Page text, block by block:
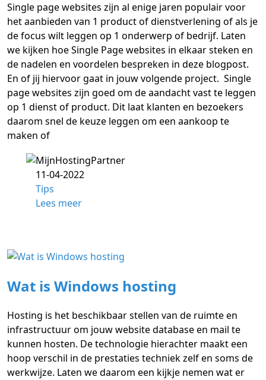
Single page websites zijn al enige jaren populair voor
het aanbieden van 1 product of dienstverlening of als je
de focus wilt leggen op 1 onderwerp of bedrijf. Laten
we kijken hoe Single Page websites in elkaar steken en
de nadelen en voordelen bespreken in deze blogpost.
En of jij hiervoor gaat in jouw volgende project. Single
page websites zijn goed om de aandacht vast te leggen
op 1 dienst of product. Dit laat klanten en bezoekers
daarom snel de keuze leggen om een aankoop te
maken of
11-04-2022
Tips
Lees meer
Wat is Windows hosting
Hosting is het beschikbaar stellen van de ruimte en
infrastructuur om jouw website database en mail te
kunnen hosten. De technologie hierachter maakt een
hoop verschil in de prestaties techniek zelf en soms de
werkwijze. Laten we daarom een kijkje nemen wat er